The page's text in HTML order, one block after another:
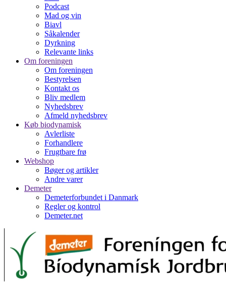
Podcast
Mad og vin
Biavl
Såkalender
Dyrkning
Relevante links
Om foreningen
Om foreningen
Bestyrelsen
Kontakt os
Bliv medlem
Nyhedsbrev
Afmeld nyhedsbrev
Køb biodynamisk
Avlerliste
Forhandlere
Frugtbare frø
Webshop
Bøger og artikler
Andre varer
Demeter
Demeterforbundet i Danmark
Regler og kontrol
Demeter.net